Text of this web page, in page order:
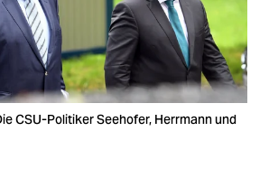
CSU-Politiker Seehofer, Herrmann und